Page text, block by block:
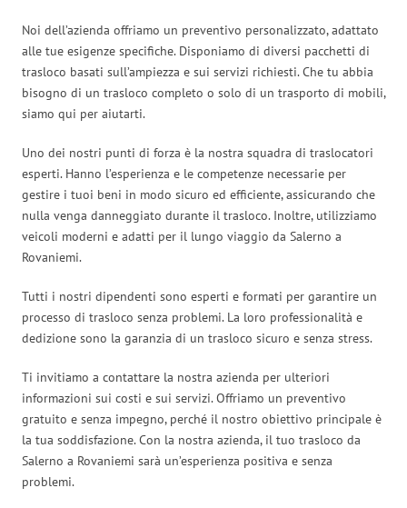
Noi dell’azienda offriamo un preventivo personalizzato, adattato
alle tue esigenze specifiche. Disponiamo di diversi pacchetti di
trasloco basati sull’ampiezza e sui servizi richiesti. Che tu abbia
bisogno di un trasloco completo o solo di un trasporto di mobili,
siamo qui per aiutarti.
Uno dei nostri punti di forza è la nostra squadra di traslocatori
esperti. Hanno l’esperienza e le competenze necessarie per
gestire i tuoi beni in modo sicuro ed efficiente, assicurando che
nulla venga danneggiato durante il trasloco. Inoltre, utilizziamo
veicoli moderni e adatti per il lungo viaggio da Salerno a
Rovaniemi.
Tutti i nostri dipendenti sono esperti e formati per garantire un
processo di trasloco senza problemi. La loro professionalità e
dedizione sono la garanzia di un trasloco sicuro e senza stress.
Ti invitiamo a contattare la nostra azienda per ulteriori
informazioni sui costi e sui servizi. Offriamo un preventivo
gratuito e senza impegno, perché il nostro obiettivo principale è
la tua soddisfazione. Con la nostra azienda, il tuo trasloco da
Salerno a Rovaniemi sarà un’esperienza positiva e senza
problemi.